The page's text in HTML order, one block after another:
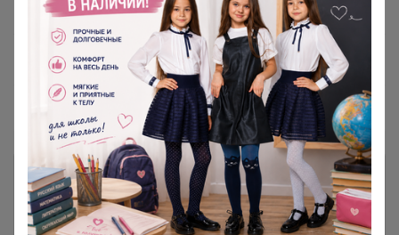
5 %
Ожидание ~ 5 дней
Пристрой 1 лот
Комментарии к лотам 1.6K
Отзывы участников 3.6K